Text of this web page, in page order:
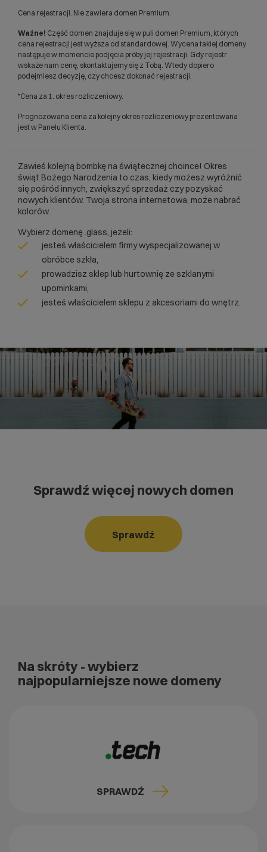
Cena rejestracji. Nie zawiera domen Premium.
Ważne! Część domen znajduje się w puli domen Premium, których
cena rejestracji jest wyższa od standardowej. Wycena takiej domeny
następuje w momencie podjęcia próby jej rejestracji. Gdy rejestr
wskaże nam cenę, skontaktujemy się z Tobą. Wtedy dopiero
podejmiesz decyzję, czy chcesz dokonać rejestracji.
*Cena za 1. okres rozliczeniowy.
Prognozowana cena za kolejny okres rozliczeniowy prezentowana
jest w Panelu Klienta.
Zawieś kolejną bombkę na świątecznej choince! Okres
świąt Bożego Narodzenia to czas, kiedy możesz wyróżnić
się pośród innych, zwiększyć sprzedaż czy pozyskać
nowych klientów. Twoja strona internetowa, może nabrać
kolorów.
Wybierz domenę .glass, jeżeli:
jesteś właścicielem firmy wyspecjalizowanej w
obróbce szkła,
prowadzisz sklep lub hurtownię ze szklanymi
upominkami,
jesteś właścicielem sklepu z akcesoriami do wnętrz.
Sprawdź więcej nowych domen
Sprawdź
Na skróty - wybierz
najpopularniejsze nowe domeny
SPRAWDŹ